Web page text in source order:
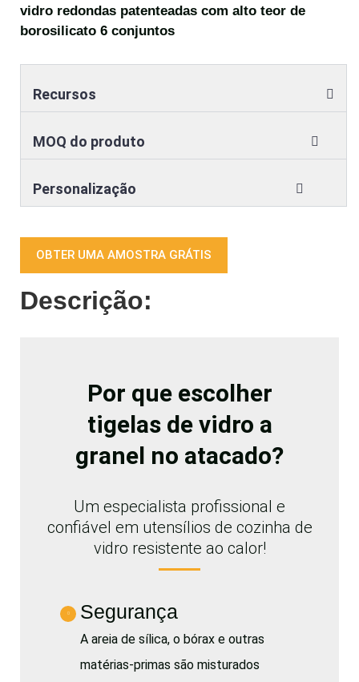
vidro redondas patenteadas com alto teor de
borosilicato 6 conjuntos
Recursos
MOQ do produto
Personalização
OBTER UMA AMOSTRA GRÁTIS
Descrição:
Por que escolher
tigelas de vidro a
granel no atacado?
Um especialista profissional e
confiável em utensílios de cozinha de
vidro resistente ao calor!
Segurança
A areia de sílica, o bórax e outras
matérias-primas são misturados